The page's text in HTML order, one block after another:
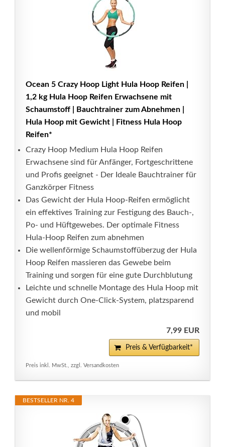
Ocean 5 Crazy Hoop Light Hula Hoop Reifen |
1,2 kg Hula Hoop Reifen Erwachsene mit
Schaumstoff | Bauchtrainer zum Abnehmen |
Hula Hoop mit Gewicht | Fitness Hula Hoop
Reifen*
Crazy Hoop Medium Hula Hoop Reifen
Erwachsene sind für Anfänger, Fortgeschrittene
und Profis geeignet - Der Ideale Bauchtrainer für
Ganzkörper Fitness
Das Gewicht der Hula Hoop-Reifen ermöglicht
ein effektives Training zur Festigung des Bauch-,
Po- und Hüftgewebes. Der optimale Fitness
Hula-Hoop Reifen zum abnehmen
Die wellenförmige Schaumstoffüberzug der Hula
Hoop Reifen massieren das Gewebe beim
Training und sorgen für eine gute Durchblutung
Leichte und schnelle Montage des Hula Hoop mit
Gewicht durch One-Click-System, platzsparend
und mobil
7,99 EUR
Preis & Verfügbarkeit*
Preis inkl. MwSt., zzgl. Versandkosten
BESTSELLER NR. 4